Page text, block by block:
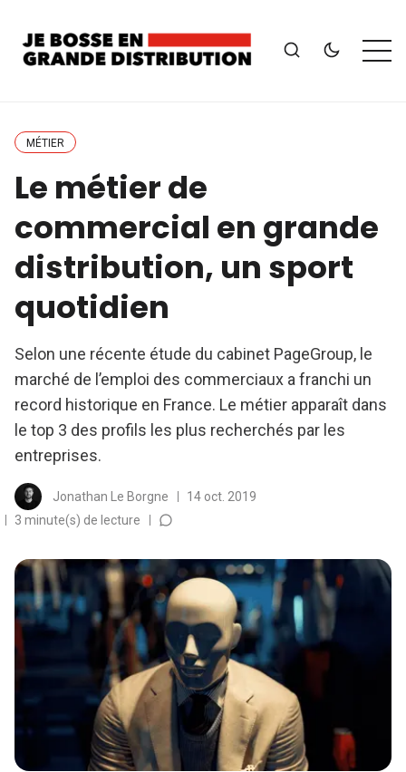
MÉTIER
Le métier de
commercial en grande
distribution, un sport
quotidien
Selon une récente étude du cabinet PageGroup, le
marché de l’emploi des commerciaux a franchi un
record historique en France. Le métier apparaît dans
le top 3 des profils les plus recherchés par les
entreprises.
Jonathan Le Borgne
14 oct. 2019
3 minute(s) de lecture